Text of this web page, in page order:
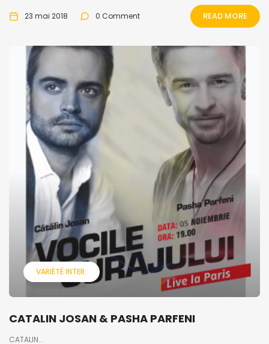
23 mai 2018 0 Comment READ MORE
VARIÉTÉ INTER.
CATALIN JOSAN & PASHA PARFENI
CATALIN...